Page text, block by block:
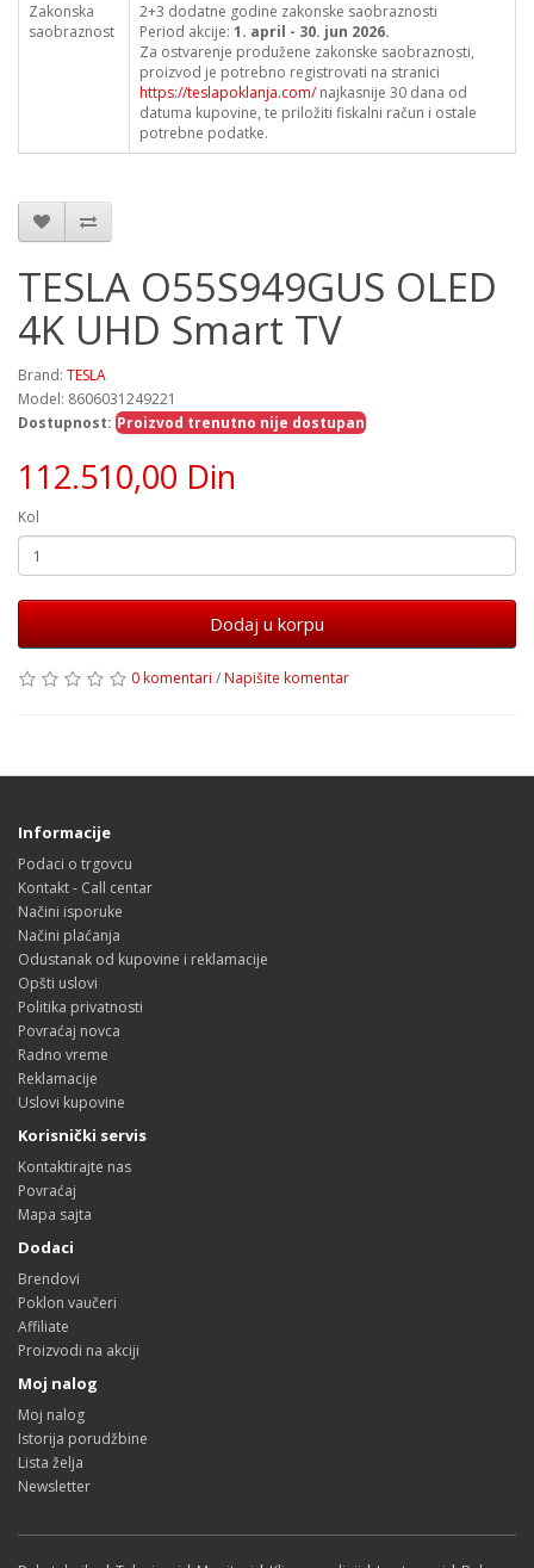
Zakonska
saobraznost
2+3 dodatne godine zakonske saobraznosti
Period akcije: 1. april - 30. jun 2026.
Za ostvarenje produžene zakonske saobraznosti,
proizvod je potrebno registrovati na stranici
https://teslapoklanja.com/najkasnije 30 dana od
datuma kupovine, te priložiti fiskalni račun i ostale
potrebne podatke.
TESLA O55S949GUS OLED
4K UHD Smart TV
Brand: TESLA
Model: 8606031249221
Dostupnost: Proizvod trenutno nije dostupan
112.510,00 Din
Kol
Dodaj u korpu
0 komentari /Napišite komentar
Informacije
Podaci o trgovcu
Kontakt - Call centar
Načini isporuke
Načini plaćanja
Odustanak od kupovine i reklamacije
Opšti uslovi
Politika privatnosti
Povraćaj novca
Radno vreme
Reklamacije
Uslovi kupovine
Korisnički servis
Kontaktirajte nas
Povraćaj
Mapa sajta
Dodaci
Brendovi
Poklon vaučeri
Affiliate
Proizvodi na akciji
Moj nalog
Moj nalog
Istorija porudžbine
Lista želja
Newsletter